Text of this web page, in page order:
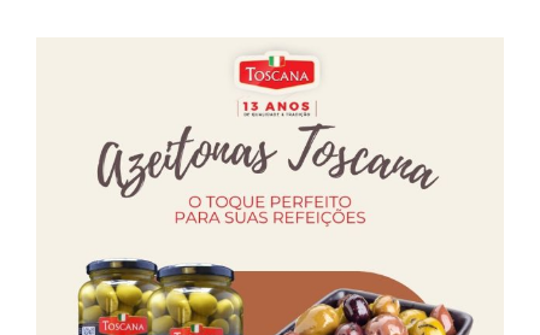
Palmitos
Temperos
Verduras
Tomates